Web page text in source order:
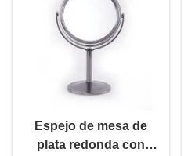
Espejo de mesa de
plata redonda con